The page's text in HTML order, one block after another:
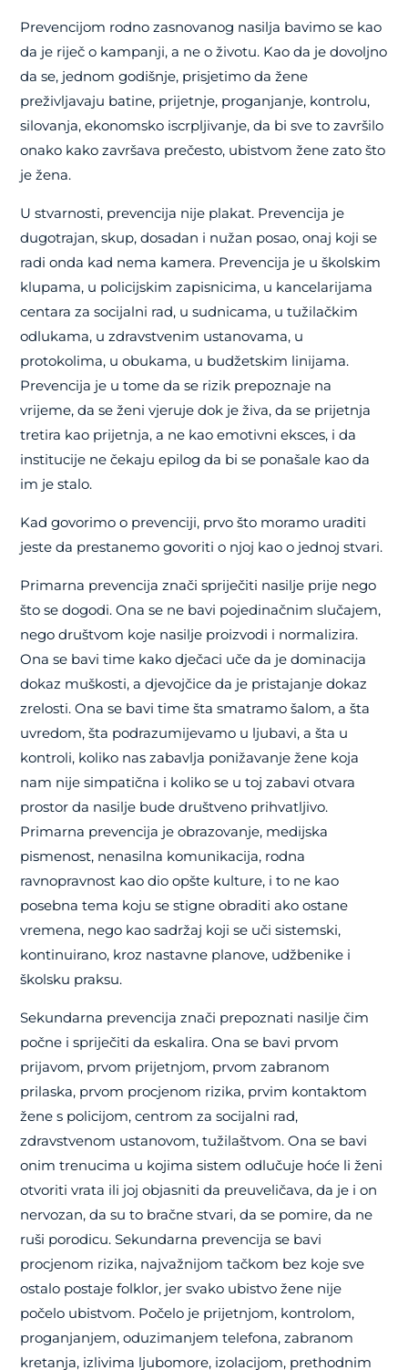
Prevencijom rodno zasnovanog nasilja bavimo se kao
da je riječ o kampanji, a ne o životu. Kao da je dovoljno
da se, jednom godišnje, prisjetimo da žene
preživljavaju batine, prijetnje, proganjanje, kontrolu,
silovanja, ekonomsko iscrpljivanje, da bi sve to završilo
onako kako završava prečesto, ubistvom žene zato što
je žena.
U stvarnosti, prevencija nije plakat. Prevencija je
dugotrajan, skup, dosadan i nužan posao, onaj koji se
radi onda kad nema kamera. Prevencija je u školskim
klupama, u policijskim zapisnicima, u kancelarijama
centara za socijalni rad, u sudnicama, u tužilačkim
odlukama, u zdravstvenim ustanovama, u
protokolima, u obukama, u budžetskim linijama.
Prevencija je u tome da se rizik prepoznaje na
vrijeme, da se ženi vjeruje dok je živa, da se prijetnja
tretira kao prijetnja, a ne kao emotivni eksces, i da
institucije ne čekaju epilog da bi se ponašale kao da
im je stalo.
Kad govorimo o prevenciji, prvo što moramo uraditi
jeste da prestanemo govoriti o njoj kao o jednoj stvari.
Primarna prevencija znači spriječiti nasilje prije nego
što se dogodi. Ona se ne bavi pojedinačnim slučajem,
nego društvom koje nasilje proizvodi i normalizira.
Ona se bavi time kako dječaci uče da je dominacija
dokaz muškosti, a djevojčice da je pristajanje dokaz
zrelosti. Ona se bavi time šta smatramo šalom, a šta
uvredom, šta podrazumijevamo u ljubavi, a šta u
kontroli, koliko nas zabavlja ponižavanje žene koja
nam nije simpatična i koliko se u toj zabavi otvara
prostor da nasilje bude društveno prihvatljivo.
Primarna prevencija je obrazovanje, medijska
pismenost, nenasilna komunikacija, rodna
ravnopravnost kao dio opšte kulture, i to ne kao
posebna tema koju se stigne obraditi ako ostane
vremena, nego kao sadržaj koji se uči sistemski,
kontinuirano, kroz nastavne planove, udžbenike i
školsku praksu.
Sekundarna prevencija znači prepoznati nasilje čim
počne i spriječiti da eskalira. Ona se bavi prvom
prijavom, prvom prijetnjom, prvom zabranom
prilaska, prvom procjenom rizika, prvim kontaktom
žene s policijom, centrom za socijalni rad,
zdravstvenom ustanovom, tužilaštvom. Ona se bavi
onim trenucima u kojima sistem odlučuje hoće li ženi
otvoriti vrata ili joj objasniti da preuveličava, da je i on
nervozan, da su to bračne stvari, da se pomire, da ne
ruši porodicu. Sekundarna prevencija se bavi
procjenom rizika, najvažnijom tačkom bez koje sve
ostalo postaje folklor, jer svako ubistvo žene nije
počelo ubistvom. Počelo je prijetnjom, kontrolom,
proganjanjem, oduzimanjem telefona, zabranom
kretanja, izlivima ljubomore, izolacijom, prethodnim